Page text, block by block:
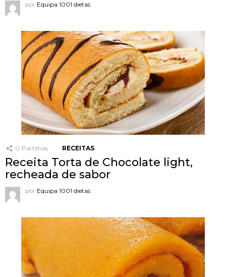
por Equipa 1001 dietas
0 Partilhas RECEITAS
Receita Torta de Chocolate light,
recheada de sabor
por Equipa 1001 dietas